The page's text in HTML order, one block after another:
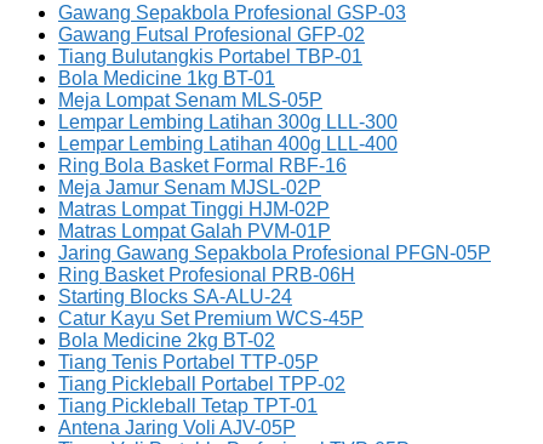
Gawang Sepakbola Profesional GSP-03
Gawang Futsal Profesional GFP-02
Tiang Bulutangkis Portabel TBP-01
Bola Medicine 1kg BT-01
Meja Lompat Senam MLS-05P
Lempar Lembing Latihan 300g LLL-300
Lempar Lembing Latihan 400g LLL-400
Ring Bola Basket Formal RBF-16
Meja Jamur Senam MJSL-02P
Matras Lompat Tinggi HJM-02P
Matras Lompat Galah PVM-01P
Jaring Gawang Sepakbola Profesional PFGN-05P
Ring Basket Profesional PRB-06H
Starting Blocks SA-ALU-24
Catur Kayu Set Premium WCS-45P
Bola Medicine 2kg BT-02
Tiang Tenis Portabel TTP-05P
Tiang Pickleball Portabel TPP-02
Tiang Pickleball Tetap TPT-01
Antena Jaring Voli AJV-05P